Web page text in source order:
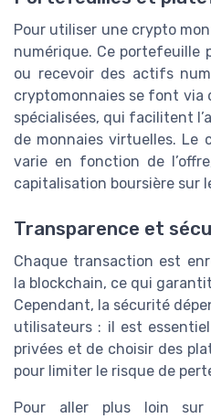
Pour utiliser une crypto
numérique. Ce portefeuille
ou recevoir des actifs
cryptomonnaies se font via
spécialisées, qui facilitent
de monnaies virtuelles. Le
varie en fonction de
capitalisation boursière sur
Transparence et
Chaque transaction est
la blockchain, ce qui
Cependant, la sécurité
utilisateurs : il est
privées et de choisir des
pour limiter le risque de
Pour aller plus loin sur